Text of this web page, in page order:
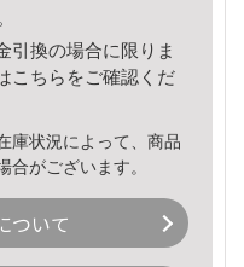
引換の場合に限りま
こちら をご確認くだ
庫状況によって、商品
合がございます。
ついて